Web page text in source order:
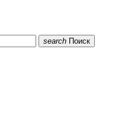
search Поиск